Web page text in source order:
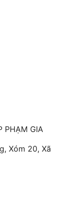
PHẠM GIA
Xóm 20, Xã